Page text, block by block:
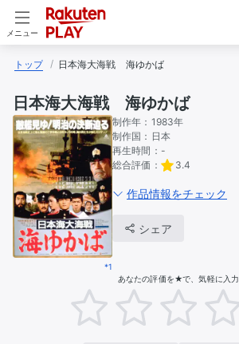
メニュー
トップ 日本海大海戦　海ゆかば
日本海大海戦 海ゆかば
*1
制作年： 1983年
制作国： 日本
再生時間： -
総合評価：
3.4
作品情報をチェック
シェア
あなたの評価を★で、気軽に入力